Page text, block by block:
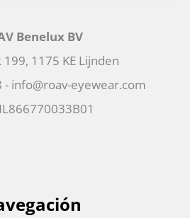
Benelux BV
1175 KE Lijnden
info@roav-eyewear.com